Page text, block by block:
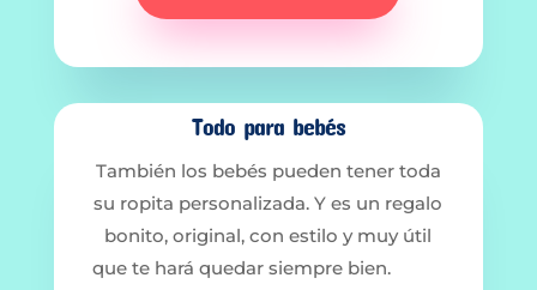
Todo para bebés
También los bebés pueden tener toda
su ropita personalizada. Y es un regalo
bonito, original, con estilo y muy útil
que te hará quedar siempre bien.